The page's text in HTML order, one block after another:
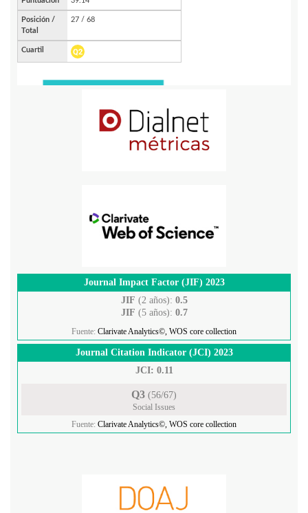
Journal Impact Factor (JIF) 2023
JIF (2 años): 0.5
JIF (5 años): 0.7
Fuente: Clarivate Analytics©, WOS core collection
Journal Citation Indicator (JCI) 2023
JCI: 0.11
Q3 (56/67)
Social Issues
Fuente: Clarivate Analytics©, WOS core collection